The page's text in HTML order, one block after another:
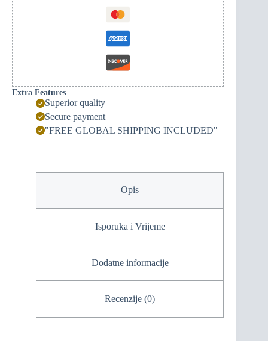
Extra Features
Superior quality
Secure payment
"FREE GLOBAL SHIPPING INCLUDED"
Opis
Isporuka i Vrijeme
Dodatne informacije
Recenzije (0)